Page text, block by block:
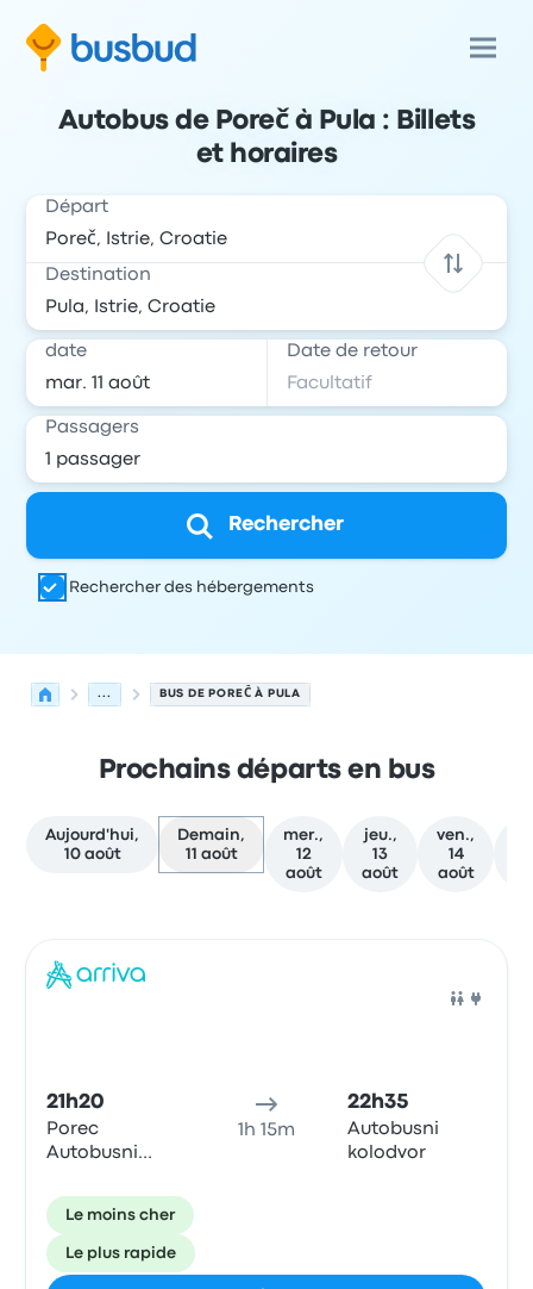
Autobus de Poreč à Pula : Billets
et horaires
Départ
Destination
date Date de retour
Passagers
Rechercher
Rechercher des hébergements
... BUS DE POREČ À PULA
Prochains départs en bus
Aujourd'hui,
10 août
Demain,
11 août
mer.,
12
août
jeu.,
13
août
ven.,
14
août
21h20
Porec
Autobusni
1h 15m
22h35
Autobusni
kolodvor
Le moins cher
Le plus rapide